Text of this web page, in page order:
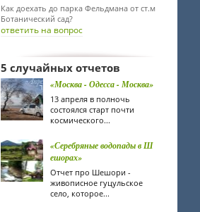
Как доехать до парка Фельдмана от ст.м
Ботанический сад?
ответить на вопрос
5 случайных отчетов
«Москва - Одесса - Москва»
13 апреля в полночь
состоялся старт почти
космического...
«Серебряные водопады в Ш
ешорах»
Отчет про Шешори -
живописное гуцульское
село, которое...